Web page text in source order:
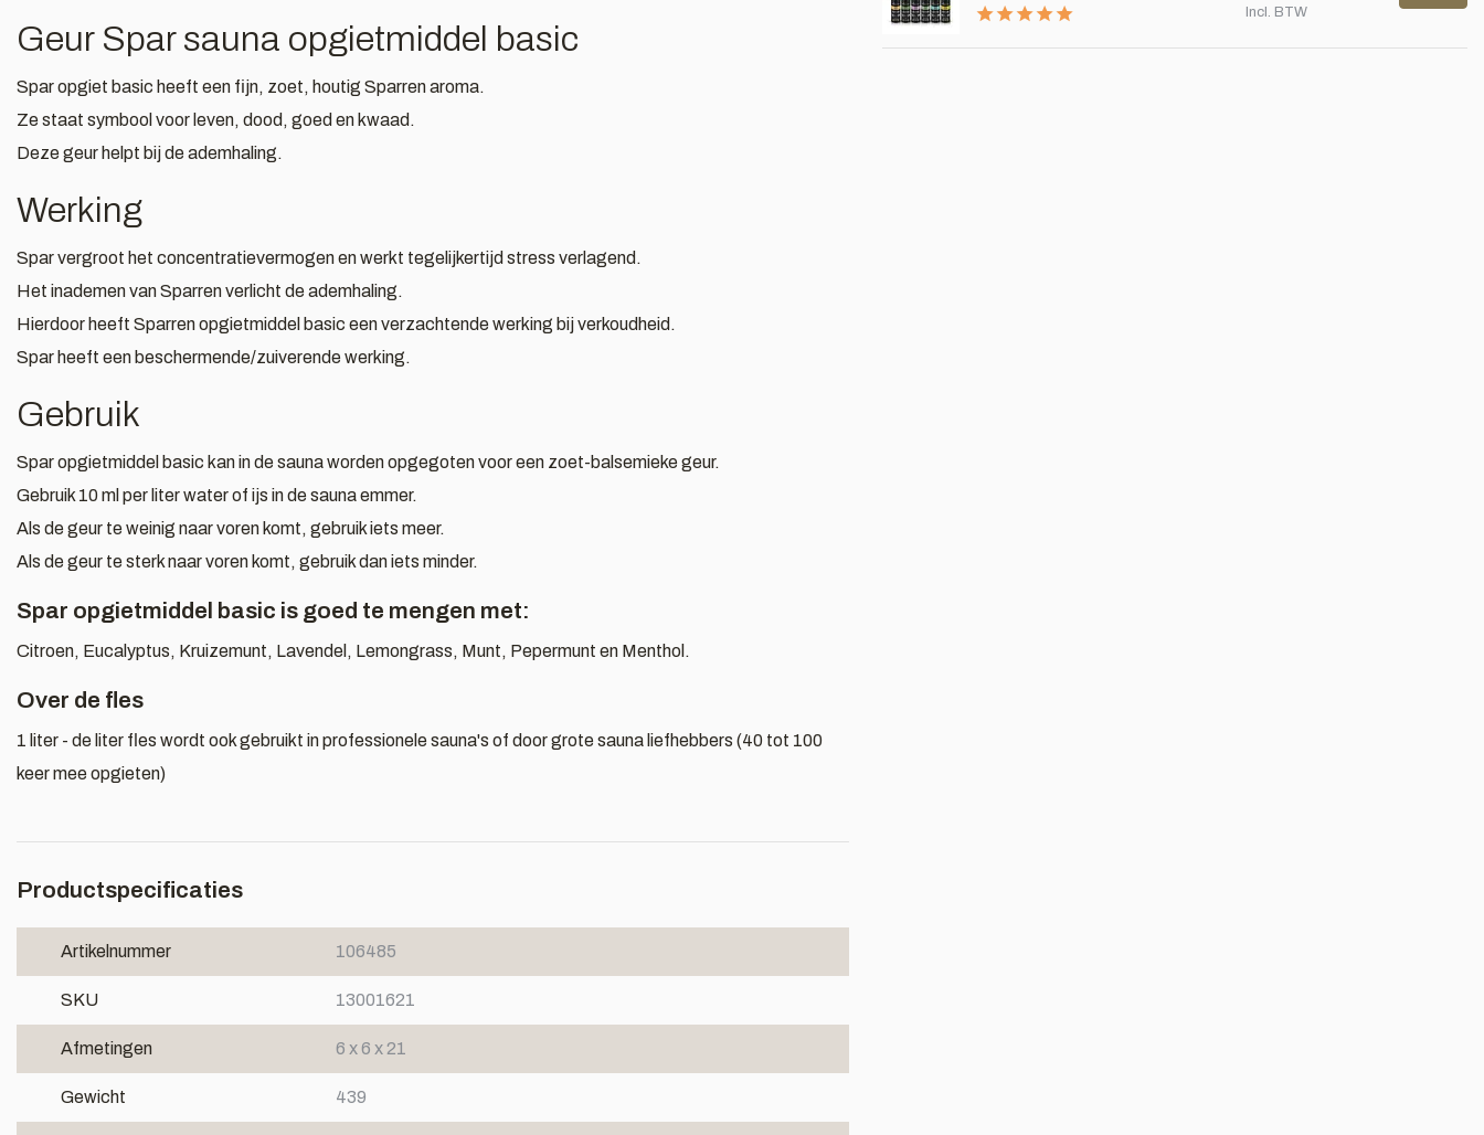
Geur Spar sauna opgietmiddel basic
Spar opgiet basic heeft een fijn, zoet, houtig Sparren aroma.
Ze staat symbool voor leven, dood, goed en kwaad.
Deze geur helpt bij de ademhaling.
Werking
Spar vergroot het concentratievermogen en werkt tegelijkertijd stress verlagend.
Het inademen van Sparren verlicht de ademhaling.
Hierdoor heeft Sparren opgietmiddel basic een verzachtende werking bij verkoudheid.
Spar heeft een beschermende/zuiverende werking.
Gebruik
Spar opgietmiddel basic kan in de sauna worden opgegoten voor een zoet-balsemieke geur.
Gebruik 10 ml per liter water of ijs in de sauna emmer.
Als de geur te weinig naar voren komt, gebruik iets meer.
Als de geur te sterk naar voren komt, gebruik dan iets minder.
Spar opgietmiddel basic is goed te mengen met:
Citroen, Eucalyptus, Kruizemunt, Lavendel, Lemongrass, Munt, Pepermunt en Menthol.
Over de fles
1 liter - de liter fles wordt ook gebruikt in professionele sauna's of door grote sauna liefhebbers (40 tot 100
keer mee opgieten)
Productspecificaties
Artikelnummer 106485
SKU 13001621
Afmetingen 6 x 6 x 21
Gewicht 439
Incl. BTW